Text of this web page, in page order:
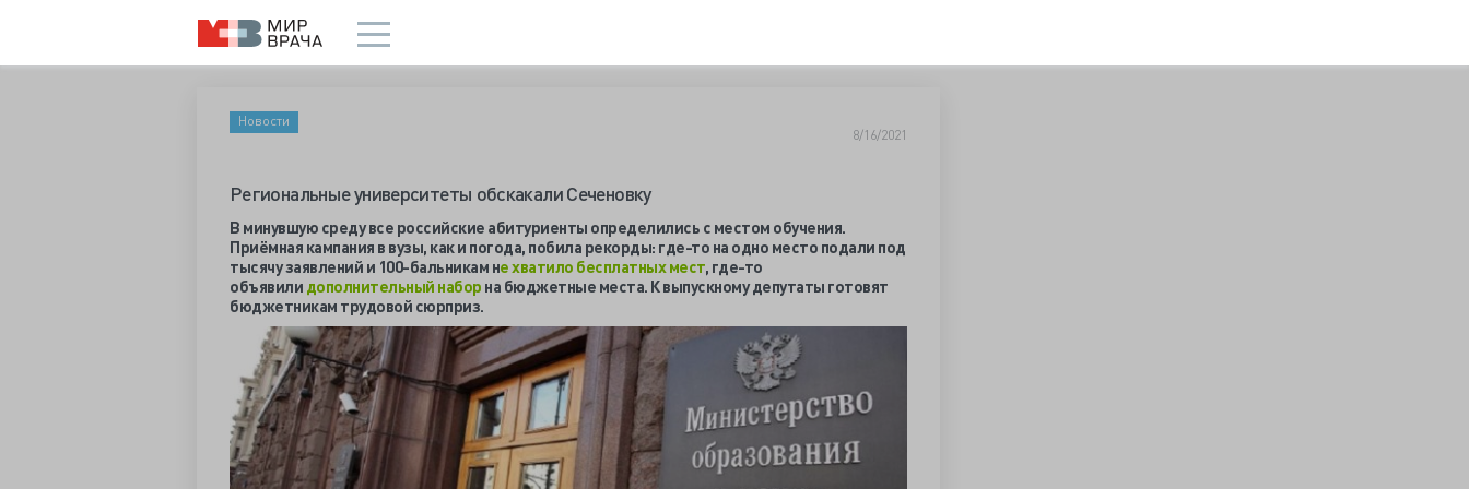
Новости
8/16/2021
Региональные университеты обскакали Сеченовку
В минувшую среду все российские абитуриенты определились с местом обучения.
Приёмная кампания в вузы, как и погода, побила рекорды: где-то на одно место подали под
тысячу заявлений и 100-бальникам не хватило бесплатных мест, где-то
объявили дополнительный набор на бюджетные места. К выпускному депутаты готовят
бюджетникам трудовой сюрприз.